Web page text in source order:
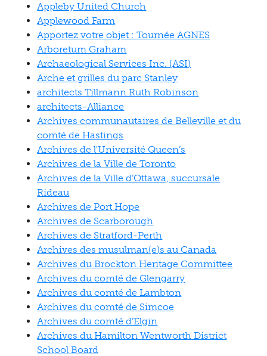
Appleby United Church
Applewood Farm
Apportez votre objet : Tournée AGNES
Arboretum Graham
Archaeological Services Inc. (ASI)
Arche et grilles du parc Stanley
architects Tillmann Ruth Robinson
architects-Alliance
Archives communautaires de Belleville et du
comté de Hastings
Archives de l'Université Queen’s
Archives de la Ville de Toronto
Archives de la Ville d’Ottawa, succursale
Rideau
Archives de Port Hope
Archives de Scarborough
Archives de Stratford-Perth
Archives des musulman(e)s au Canada
Archives du Brockton Heritage Committee
Archives du comté de Glengarry
Archives du comté de Lambton
Archives du comté de Simcoe
Archives du comté d’Elgin
Archives du Hamilton Wentworth District
School Board